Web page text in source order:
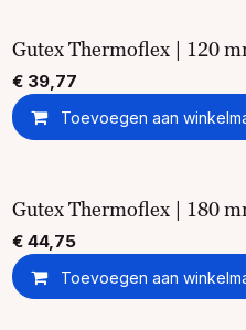
aan verlanglijst
Gutex Thermoflex | 120
€ 39,77
Toevoegen aan
aan verlanglijst
Gutex Thermoflex | 180
€44,75
Toevoegen aan